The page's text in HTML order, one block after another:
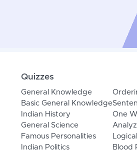
Quizzes
General Knowledge
Basic General Knowledge
Indian History
General Science
Famous Personalities
Indian Politics
One
Blood